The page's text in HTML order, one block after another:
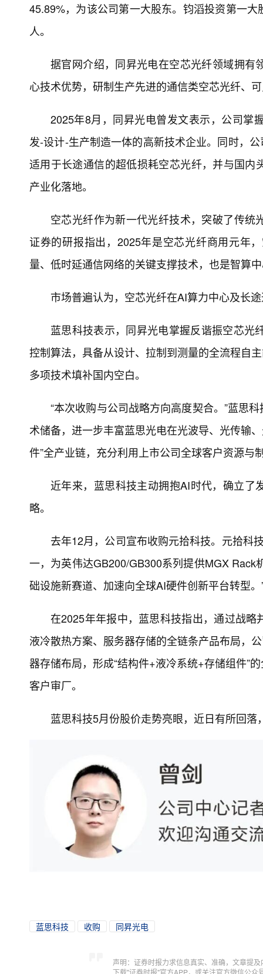
45.89%，为该公司第一大股东。钧滔投资第一
人。
据官网介绍，同昇光电在空芯光纤领域拥
心技术优势，研制生产先进的通信类空芯光纤、
2025年8月，同昇光电曾发文表示，公司掌
发-设计-生产制造一体的高新技术企业。同时，
适用于长途通信的超低损耗空芯光纤，并与国
产业化落地。
空芯光纤作为新一代光纤技术，突破了传
证券的研报指出，2025年是空芯光纤商用元年
量、低时延通信网络的关键支撑技术，也是智算
市场普遍认为，空芯光纤在AI算力中心及长
蓝思科技表示，同昇光电掌握反谐振空芯光
控制算法，具备从设计、拉制到测量的全流程自
多项技术填补国内空白。
“本次收购与公司战略方向高度契合。”蓝思
术储备，进一步丰富蓝思光电在光波导、光传输
件”全产业链，充分利用上市公司全球客户资源
近年来，蓝思科技主动拥抱AI时代，确立
略。
去年12月，公司宣布收购元拾科技。元拾科
一，为英伟达GB200/GB300系列提供MGX
础设施新赛道、加速向全球AI硬件创新平台转型
在2025年年报中，蓝思科技指出，通过战
液冷散热方案、服务器存储的全链条产品布局，
器存储布局，形成“结构件+液冷系统+存储组件”
客户审厂。
蓝思科技5月份股价走势亮眼，近日有所回
蓝思科技 收购 同昇光电
声明：证券时报力求信息真实、准确，文章提